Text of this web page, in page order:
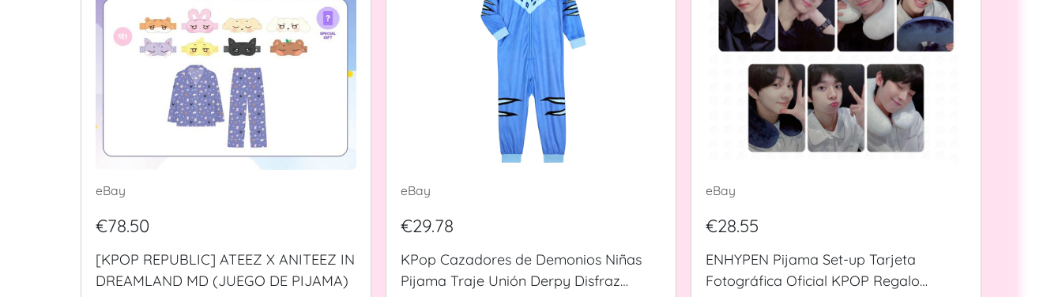
eBay
€78.50
[KPOP REPUBLIC] ATEEZ X ANITEEZ IN
DREAMLAND MD (JUEGO DE PIJAMA)
eBay
€29.78
KPop Cazadores de Demonios Niñas
Pijama Traje Unión Derpy Disfraz
eBay
€28.55
ENHYPEN Pijama Set-up Tarjeta
Fotográfica Oficial KPOP Regalo